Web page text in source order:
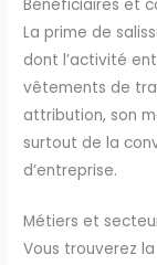
Bénéficiaires et
La prime de
dont l’activité
vêtements de
attribution, son
surtout de la
d’entreprise.
Métiers et
Vous trouverez